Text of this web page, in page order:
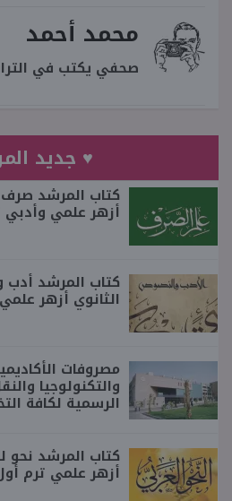
محمد أحمد
صحفي يكتب في
♥ جديد
كتاب المرشد صرف
أزهر علمي وأدبي
كتاب المرشد
الثانوي أزهر علمي
مصروفات
الرسمية لكافة
كتاب المرشد نحو
أزهر علمي ترم أول